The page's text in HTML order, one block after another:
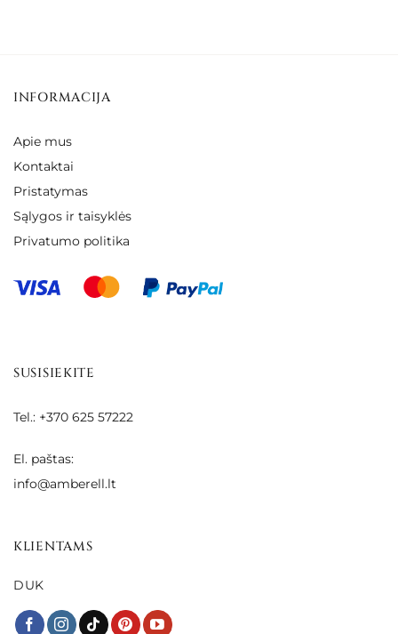
INFORMACIJA
Apie mus
Kontaktai
Pristatymas
Sąlygos ir taisyklės
Privatumo politika
SUSISIEKITE
Tel.: +370 625 57222
El. paštas:
info@amberell.lt
KLIENTAMS
DUK